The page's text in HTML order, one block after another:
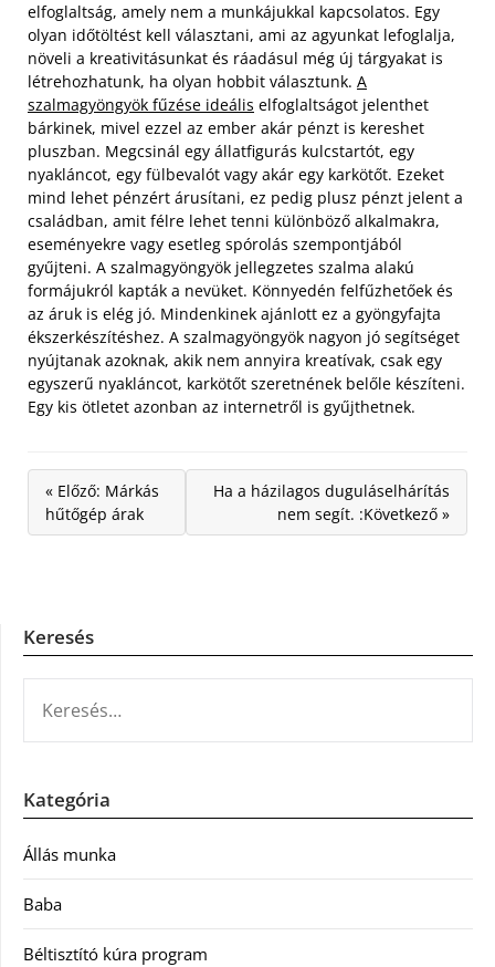
elfoglaltság, amely nem a munkájukkal kapcsolatos. Egy
olyan időtöltést kell választani, ami az agyunkat lefoglalja,
növeli a kreativitásunkat és ráadásul még új tárgyakat is
létrehozhatunk, ha olyan hobbit választunk. A
szalmagyöngyök fűzése ideális elfoglaltságot jelenthet
bárkinek, mivel ezzel az ember akár pénzt is kereshet
pluszban. Megcsinál egy állatfigurás kulcstartót, egy
nyakláncot, egy fülbevalót vagy akár egy karkötőt. Ezeket
mind lehet pénzért árusítani, ez pedig plusz pénzt jelent a
családban, amit félre lehet tenni különböző alkalmakra,
eseményekre vagy esetleg spórolás szempontjából
gyűjteni. A szalmagyöngyök jellegzetes szalma alakú
formájukról kapták a nevüket. Könnyedén felfűzhetőek és
az áruk is elég jó. Mindenkinek ajánlott ez a gyöngyfajta
ékszerkészítéshez. A szalmagyöngyök nagyon jó segítséget
nyújtanak azoknak, akik nem annyira kreatívak, csak egy
egyszerű nyakláncot, karkötőt szeretnének belőle készíteni.
Egy kis ötletet azonban az internetről is gyűjthetnek.
« Előző: Márkás
hűtőgép árak
Ha a házilagos duguláselhárítás
nem segít. :Következő »
Keresés
Kategória
Állás munka
Baba
Béltisztító kúra program